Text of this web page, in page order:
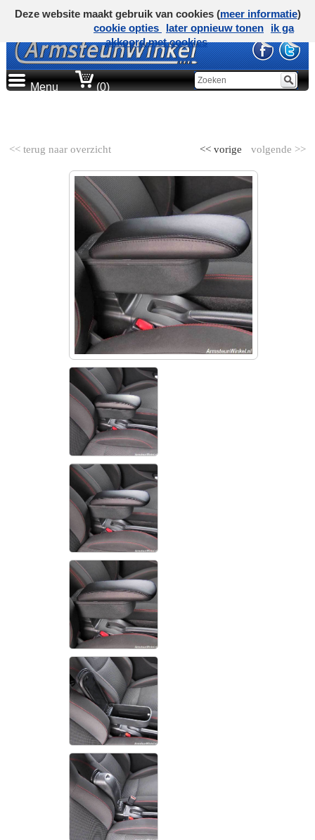
Menu (0)
<< terug naar overzicht volgende >>
<< vorige
Deze website maakt gebruik van cookies (meer informatie)
cookie opties
later opnieuw tonen
ik ga
akkoord met cookies